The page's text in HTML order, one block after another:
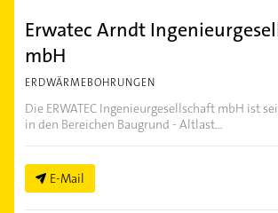
Erwatec Arndt
mbH
ERDWÄRMEBOHRUNGEN
Die ERWATEC Ingenieurgesellschaft mbH ist
in den Bereichen Baugrund - Altlast...
E-Mail